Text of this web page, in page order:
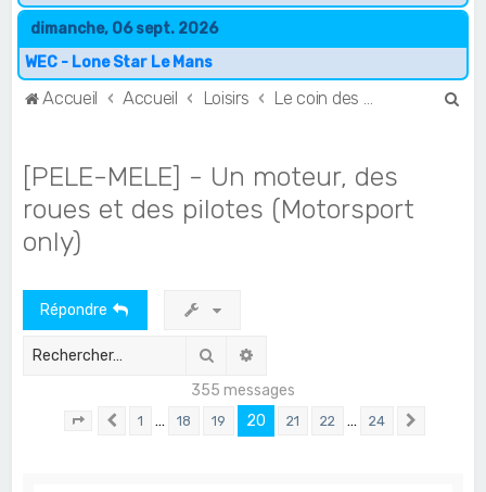
dimanche, 06 sept. 2026
WEC - Lone Star Le Mans
Accueil Accueil Loisirs
[PELE-MELE] - Un moteur, des
roues et des pilotes (Motorsport
only)
Répondre
Rechercher
355 messages
Page 20 sur 24
Précédent
1 … 18 19 20 21 22 … 24